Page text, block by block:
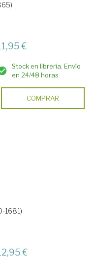
€
Stock en librería. Envío
en 24/48 horas
COMPRAR
1681)
€